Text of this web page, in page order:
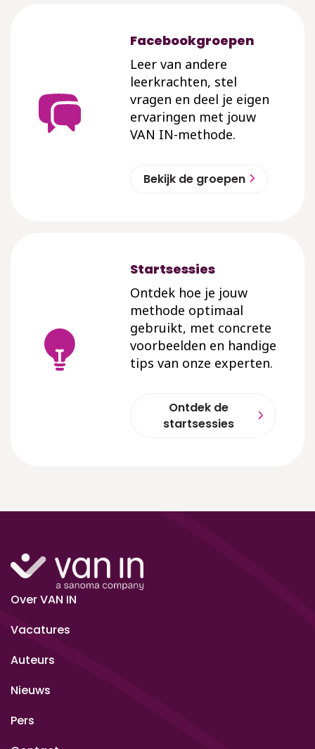
Facebookgroepen
Leer van andere
leerkrachten, stel
vragen en deel je eigen
ervaringen met jouw
VAN IN-methode.
Bekijk de groepen
Startsessies
Ontdek hoe je jouw
methode optimaal
gebruikt, met concrete
voorbeelden en handige
tips van onze experten.
Ontdek de
startsessies
Over VAN IN
Vacatures
Auteurs
Nieuws
Pers